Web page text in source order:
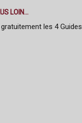
LOIN...
les 4 Guides